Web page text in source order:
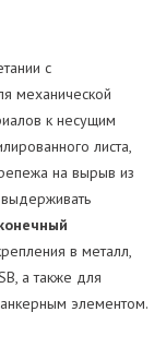
с
механической
к несущим
листа,
на вырыв из
в металл,
а также для
элементом.